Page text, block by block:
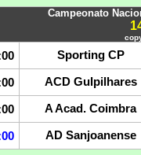
Campeonato
Sporting CP
ACD Gulpilhares
A Acad. Coimbra
AD Sanjoanense